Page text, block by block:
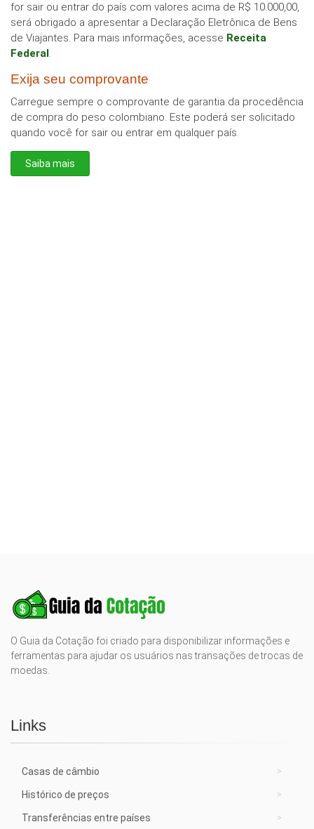
for sair ou entrar do país com valores acima de R$ 10.000,00,
será obrigado a apresentar a Declaração Eletrônica de Bens
de Viajantes. Para mais informações, acesse Receita
Federal.
Exija seu comprovante
Carregue sempre o comprovante de garantia da procedência
de compra do peso colombiano. Este poderá ser solicitado
quando você for sair ou entrar em qualquer país.
Saiba mais
O Guia da Cotação foi criado para disponibilizar informações e
ferramentas para ajudar os usuários nas transações de trocas de
moedas.
Links
Casas de câmbio
Histórico de preços
Transferências entre países